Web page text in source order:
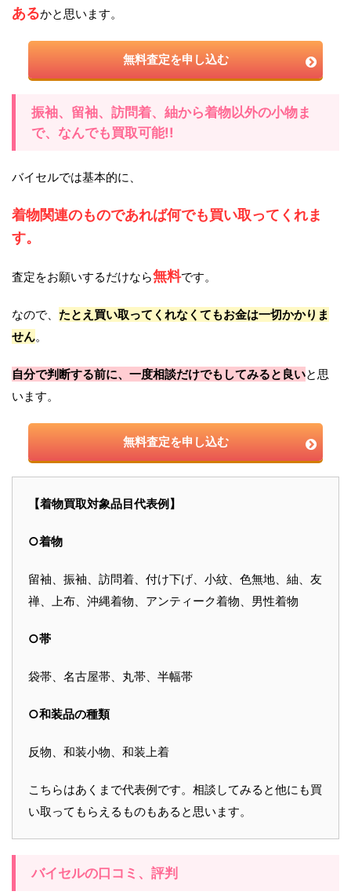
あるかと思います。
無料査定を申し込む
振袖、留袖、訪問着、紬から着物以外の小物ま
で、なんでも買取可能!!
バイセルでは基本的に、
着物関連のものであれば何でも買い取ってくれま
す。
査定をお願いするだけなら無料です。
なので、 たとえ買い取ってくれなくてもお金は一切かかりま
せん。
自分で判断する前に、一度相談だけでもしてみると良いと思
います。
無料査定を申し込む
【着物買取対象品目代表例】
○着物
留袖、振袖、訪問着、付け下げ、小紋、色無地、紬、友
禅、上布、沖縄着物、アンティーク着物、男性着物
○帯
袋帯、名古屋帯、丸帯、半幅帯
○和装品の種類
反物、和装小物、和装上着
こちらはあくまで代表例です。相談してみると他にも買
い取ってもらえるものもあると思います。
バイセルの口コミ、評判